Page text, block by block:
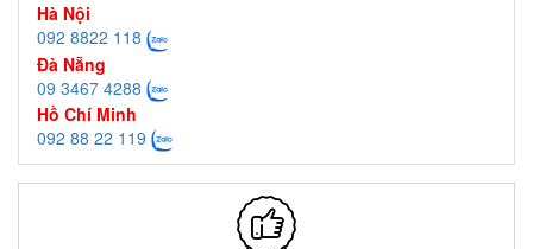
Hà Nội
092 8822 118
Đà Nẵng
09 3467 4288
Hồ Chí Minh
092 88 22 119